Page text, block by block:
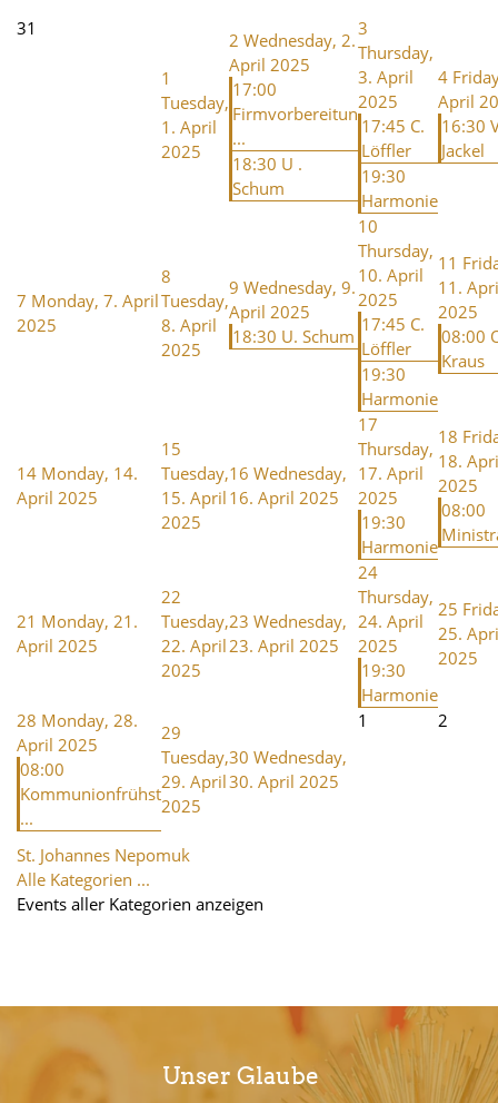
31
1
Tuesday,
1. April
2025
2 Wednesday, 2.
April 2025
17:00
Firmvorbereitun
...
18:30 U .
Schum
3
Thursday,
3. April
2025
17:45 C.
Löffler
19:30
Harmonie
4
April
16:30
Jackel
7 Monday, 7. April
2025
8
Tuesday,
8. April
2025
9 Wednesday, 9.
April 2025
18:30 U. Schum
10
Thursday,
10. April
2025
17:45 C.
Löffler
19:30
Harmonie
11
11.
2025
08:00
Kraus
14 Monday, 14.
April 2025
15
Tuesday,
15. April
2025
16 Wednesday,
16. April 2025
17
Thursday,
17. April
2025
19:30
Harmonie
18
18.
2025
08:00
21 Monday, 21.
April 2025
22
Tuesday,
22. April
2025
23 Wednesday,
23. April 2025
24
Thursday,
24. April
2025
19:30
Harmonie
25
25.
2025
28 Monday, 28.
April 2025
08:00
Kommunionfrühst
...
29
Tuesday,
29. April
2025
30 Wednesday,
30. April 2025
1 2
St. Johannes Nepomuk
Alle Kategorien ...
Events aller Kategorien anzeigen
Unser Glaube